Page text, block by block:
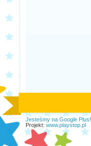
Jesteśmy na Google Plus!
Projekt: www.playstop.pl